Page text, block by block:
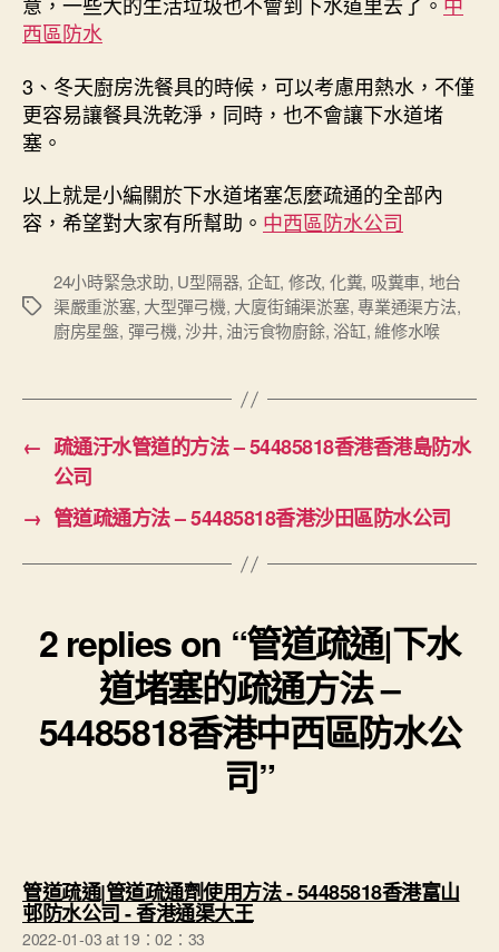
西區防水
3、冬天廚房洗餐具的時候，可以考慮用熱水，不僅
更容易讓餐具洗乾淨，同時，也不會讓下水道堵
塞。
以上就是小編關於下水道堵塞怎麼疏通的全部內
容，希望對大家有所幫助。 中西區防水公司
Tags
24小時緊急求助, U型隔器, 企缸, 修改, 化糞, 吸糞車, 地台
渠嚴重淤塞, 大型彈弓機, 大廈街鋪渠淤塞,專業通渠方法,
廚房星盤, 彈弓機,沙井, 油污食物廚餘, 浴缸,維修水喉
← 疏通汙水管道的方法 – 54485818香港香港島防水
公司
→ 管道疏通方法 – 54485818香港沙田區防水公司
2 replies on “管道疏通|下水
道堵塞的疏通方法 –
54485818香港中西區防水公
司”
管道疏通|管道疏通劑使用方法 - 54485818香港富山
邨防水公司 - 香港通渠大王says:
2022-01-03 at 19：02：33